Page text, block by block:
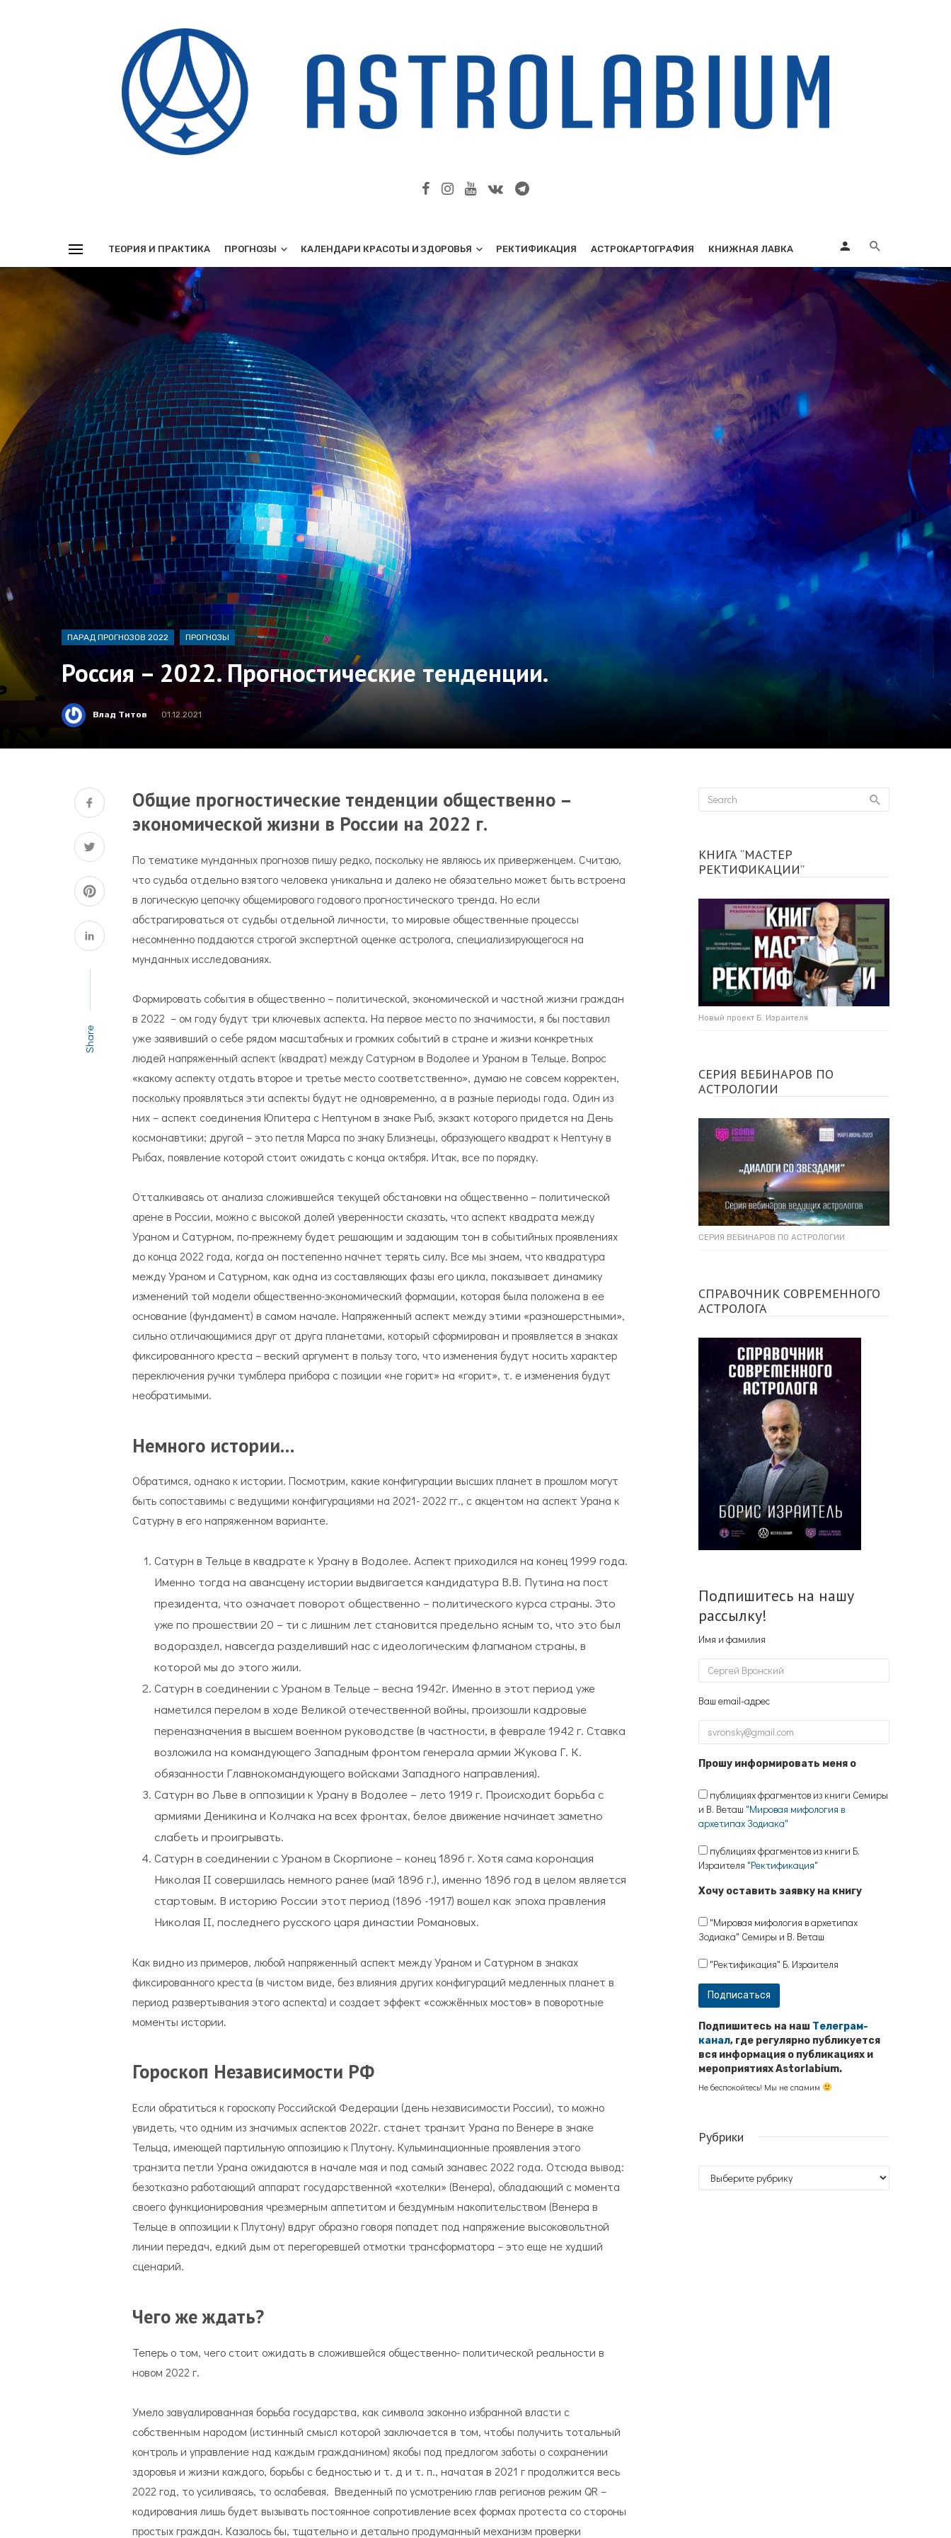
ТЕОРИЯ И ПРАКТИКА ПРОГНОЗЫ КАЛЕНДАРИ КРАСОТЫ И ЗДОРОВЬЯ РЕКТИФИКАЦИЯ АСТРОКАРТОГРАФИЯ КНИЖНАЯ ЛАВКА
ПАРАД ПРОГНОЗОВ 2022 ПРОГНОЗЫ
Россия – 2022. Прогностические тенденции.
Влад Титов 01.12.2021
Share
Общие прогностические тенденции общественно –
экономической жизни в России на 2022 г.
По тематике мунданных прогнозов пишу редко, поскольку не являюсь их приверженцем. Считаю,
что судьба отдельно взятого человека уникальна и далеко не обязательно может быть встроена
в логическую цепочку общемирового годового прогностического тренда. Но если
абстрагироваться от судьбы отдельной личности, то мировые общественные процессы
несомненно поддаются строгой экспертной оценке астролога, специализирующегося на
мунданных исследованиях.
Формировать события в общественно – политической, экономической и частной жизни граждан
в 2022 – ом году будут три ключевых аспекта. На первое место по значимости, я бы поставил
уже заявивший о себе рядом масштабных и громких событий в стране и жизни конкретных
людей напряженный аспект (квадрат) между Сатурном в Водолее и Ураном в Тельце. Вопрос
«какому аспекту отдать второе и третье место соответственно», думаю не совсем корректен,
поскольку проявляться эти аспекты будут не одновременно, а в разные периоды года. Один из
них – аспект соединения Юпитера с Нептуном в знаке Рыб, экзакт которого придется на День
космонавтики; другой – это петля Марса по знаку Близнецы, образующего квадрат к Нептуну в
Рыбах, появление которой стоит ожидать с конца октября. Итак, все по порядку.
Отталкиваясь от анализа сложившейся текущей обстановки на общественно – политической
арене в России, можно с высокой долей уверенности сказать, что аспект квадрата между
Ураном и Сатурном, по-прежнему будет решающим и задающим тон в событийных проявлениях
до конца 2022 года, когда он постепенно начнет терять силу. Все мы знаем, что квадратура
между Ураном и Сатурном, как одна из составляющих фазы его цикла, показывает динамику
изменений той модели общественно-экономический формации, которая была положена в ее
основание (фундамент) в самом начале. Напряженный аспект между этими «разношерстными»,
сильно отличающимися друг от друга планетами, который сформирован и проявляется в знаках
фиксированного креста – веский аргумент в пользу того, что изменения будут носить характер
переключения ручки тумблера прибора с позиции «не горит» на «горит», т. е изменения будут
необратимыми.
Немного истории…
Обратимся, однако к истории. Посмотрим, какие конфигурации высших планет в прошлом могут
быть сопоставимы с ведущими конфигурациями на 2021- 2022 гг., с акцентом на аспект Урана к
Сатурну в его напряженном варианте.
Сатурн в Тельце в квадрате к Урану в Водолее. Аспект приходился на конец 1999 года.
Именно тогда на авансцену истории выдвигается кандидатура В.В. Путина на пост
президента, что означает поворот общественно – политического курса страны. Это
уже по прошествии 20 – ти с лишним лет становится предельно ясным то, что это был
водораздел, навсегда разделивший нас с идеологическим флагманом страны, в
которой мы до этого жили.
Сатурн в соединении с Ураном в Тельце – весна 1942г. Именно в этот период уже
наметился перелом в ходе Великой отечественной войны, произошли кадровые
переназначения в высшем военном руководстве (в частности, в феврале 1942 г. Ставка
возложила на командующего Западным фронтом генерала армии Жукова Г. К.
обязанности Главнокомандующего войсками Западного направления).
Сатурн во Льве в оппозиции к Урану в Водолее – лето 1919 г. Происходит борьба с
армиями Деникина и Колчака на всех фронтах, белое движение начинает заметно
слабеть и проигрывать.
Сатурн в соединении с Ураном в Скорпионе – конец 1896 г. Хотя сама коронация
Николая II совершилась немного ранее (май 1896 г.), именно 1896 год в целом является
стартовым. В историю России этот период (1896 -1917) вошел как эпоха правления
Николая II, последнего русского царя династии Романовых.
Как видно из примеров, любой напряженный аспект между Ураном и Сатурном в знаках
фиксированного креста (в чистом виде, без влияния других конфигураций медленных планет в
период развертывания этого аспекта) и создает эффект «сожжённых мостов» в поворотные
моменты истории.
Гороскоп Независимости РФ
Если обратиться к гороскопу Российской Федерации (день независимости России), то можно
увидеть, что одним из значимых аспектов 2022г. станет транзит Урана по Венере в знаке
Тельца, имеющей партильную оппозицию к Плутону. Кульминационные проявления этого
транзита петли Урана ожидаются в начале мая и под самый занавес 2022 года. Отсюда вывод:
безотказно работающий аппарат государственной «хотелки» (Венера), обладающий с момента
своего функционирования чрезмерным аппетитом и бездумным накопительством (Венера в
Тельце в оппозиции к Плутону) вдруг образно говоря попадет под напряжение высоковольтной
линии передач, едкий дым от перегоревшей отмотки трансформатора – это еще не худший
сценарий.
Чего же ждать?
Теперь о том, чего стоит ожидать в сложившейся общественно- политической реальности в
новом 2022 г.
Умело завуалированная борьба государства, как символа законно избранной власти с
собственным народом (истинный смысл которой заключается в том, чтобы получить тотальный
контроль и управление над каждым гражданином) якобы под предлогом заботы о сохранении
здоровья и жизни каждого, борьбы с бедностью и т. д и т. п., начатая в 2021 г продолжится весь
2022 год, то усиливаясь, то ослабевая. Введенный по усмотрению глав регионов режим QR –
кодирования лишь будет вызывать постоянное сопротивление всех формах протеста со стороны
простых граждан. Казалось бы, тщательно и детально продуманный механизм проверки
КНИГА “МАСТЕР
РЕКТИФИКАЦИИ”
Новый проект Б. Израителя
СЕРИЯ ВЕБИНАРОВ ПО
АСТРОЛОГИИ
СЕРИЯ ВЕБИНАРОВ ПО АСТРОЛОГИИ
СПРАВОЧНИК СОВРЕМЕННОГО
АСТРОЛОГА
Подпишитесь на нашу
рассылку!
Имя и фамилия
Ваш email-адрес
Прошу информировать меня о
публициях фрагментов из книги Семиры
и В. Веташ "Мировая мифология в
архетипах Зодиака"
публициях фрагментов из книги Б.
Израителя "Ректификация"
Хочу оставить заявку на книгу
"Мировая мифология в архетипах
Зодиака" Семиры и В. Веташ
"Ректификация" Б. Израителя
Подпишитесь на наш Телеграм-
канал, где регулярно публикуется
вся информация о публикациях и
мероприятиях Astorlabium.
Не беспокойтесь! Мы не спамим
Рубрики
Рубрики
Реклама